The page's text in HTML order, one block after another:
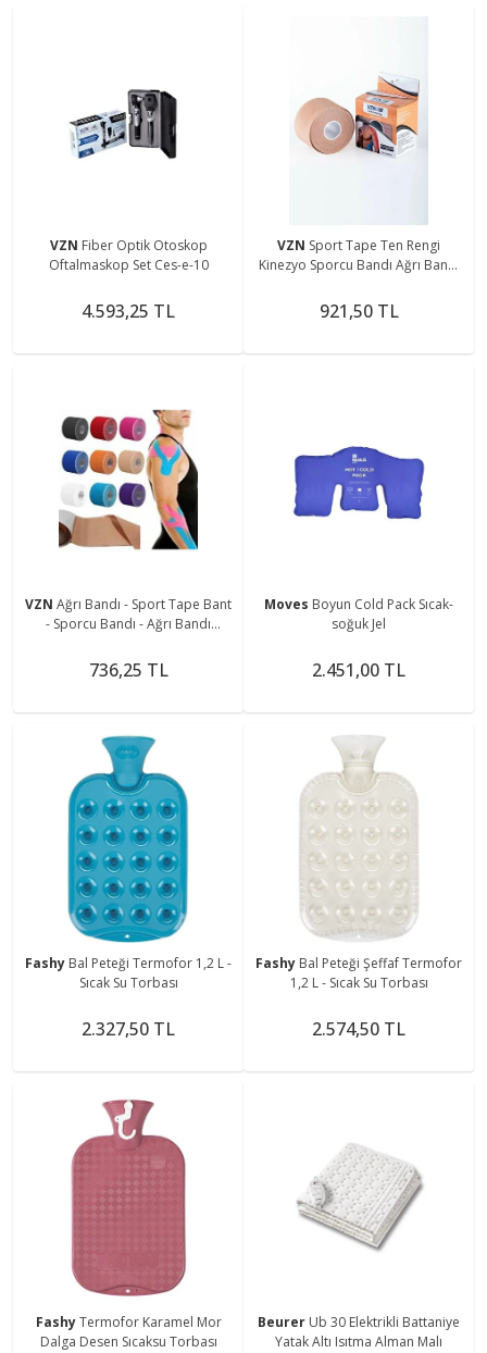
VZN Fiber Optik Otoskop
Oftalmaskop Set Ces-e-10
4.593,25 TL
VZN Sport Tape Ten Rengi
Kinezyo Sporcu Bandı Ağrı Bandı
921,50 TL
VZN Ağrı Bandı - Sport Tape Bant
- Sporcu Bandı - Ağrı Bandı
736,25 TL
Moves Boyun Cold Pack Sıcak-
soğuk Jel
2.451,00 TL
Fashy Bal Peteği Termofor 1,2 L -
Sıcak Su Torbası
2.327,50 TL
Fashy Bal Peteği Şeffaf Termofor
1,2 L - Sıcak Su Torbası
2.574,50 TL
FashyTermofor Karamel Mor
Dalga Desen Sıcaksu Torbası
Beurer Ub 30 Elektrikli Battaniye
Yatak Altı Isıtma Alman Malı